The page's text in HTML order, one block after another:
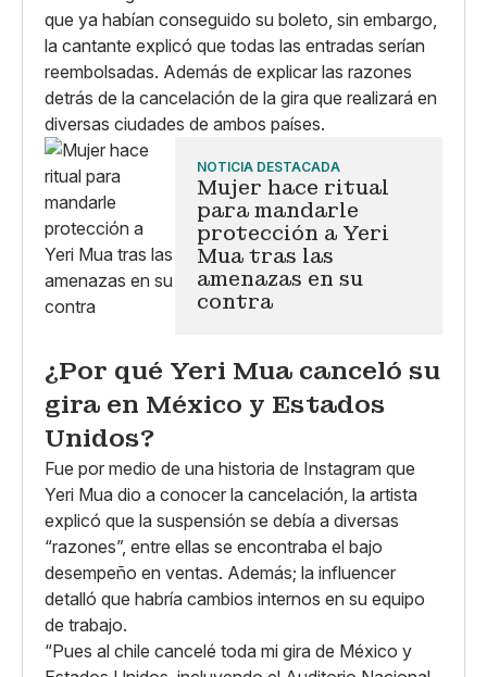
que ya habían conseguido su boleto, sin embargo,
la cantante explicó que todas las entradas serían
reembolsadas. Además de explicar las razones
detrás de la cancelación de la gira que realizará en
diversas ciudades de ambos países.
NOTICIA DESTACADA
Mujer hace ritual
para mandarle
protección a Yeri
Mua tras las
amenazas en su
contra
¿Por qué Yeri Mua canceló su
gira en México y Estados
Unidos?
Fue por medio de una historia de Instagram que
Yeri Mua dio a conocer la cancelación, la artista
explicó que la suspensión se debía a diversas
“razones”, entre ellas se encontraba el bajo
desempeño en ventas. Además; la influencer
detalló que habría cambios internos en su equipo
de trabajo.
“Pues al chile cancelé toda mi gira de México y